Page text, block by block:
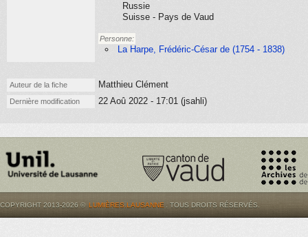
Russie
Suisse - Pays de Vaud
Personne:
La Harpe, Frédéric-César de (1754 - 1838)
Auteur de la fiche Matthieu Clément
Dernière modification 22 Aoû 2022 - 17:01 (jsahli)
COPYRIGHT 2013-2026 © LUMIÈRES.LAUSANNE . TOUS DROITS RÉSERVÉS.